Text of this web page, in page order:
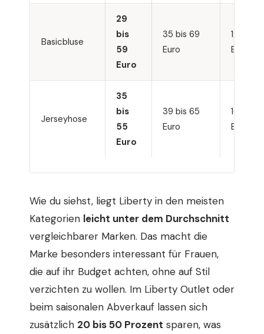
Basicbluse
29
bis
59
Euro
35 bis 69
Euro
120 bis
Euro
Jerseyhose
35
bis
55
Euro
39 bis 65
Euro
100 bis
Euro
Wie du siehst, liegt Liberty in den meisten
Kategorien leicht unter dem Durchschnitt
vergleichbarer Marken. Das macht die
Marke besonders interessant für Frauen,
die auf ihr Budget achten, ohne auf Stil
verzichten zu wollen. Im Liberty Outlet oder
beim saisonalen Abverkauf lassen sich
zusätzlich 20 bis 50 Prozent sparen, was